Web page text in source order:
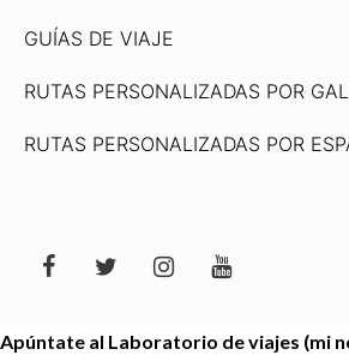
GUÍAS DE VIAJE
RUTAS PERSONALIZADAS POR
RUTAS PERSONALIZADAS POR
Apúntate al Laboratorio de viajes (mi